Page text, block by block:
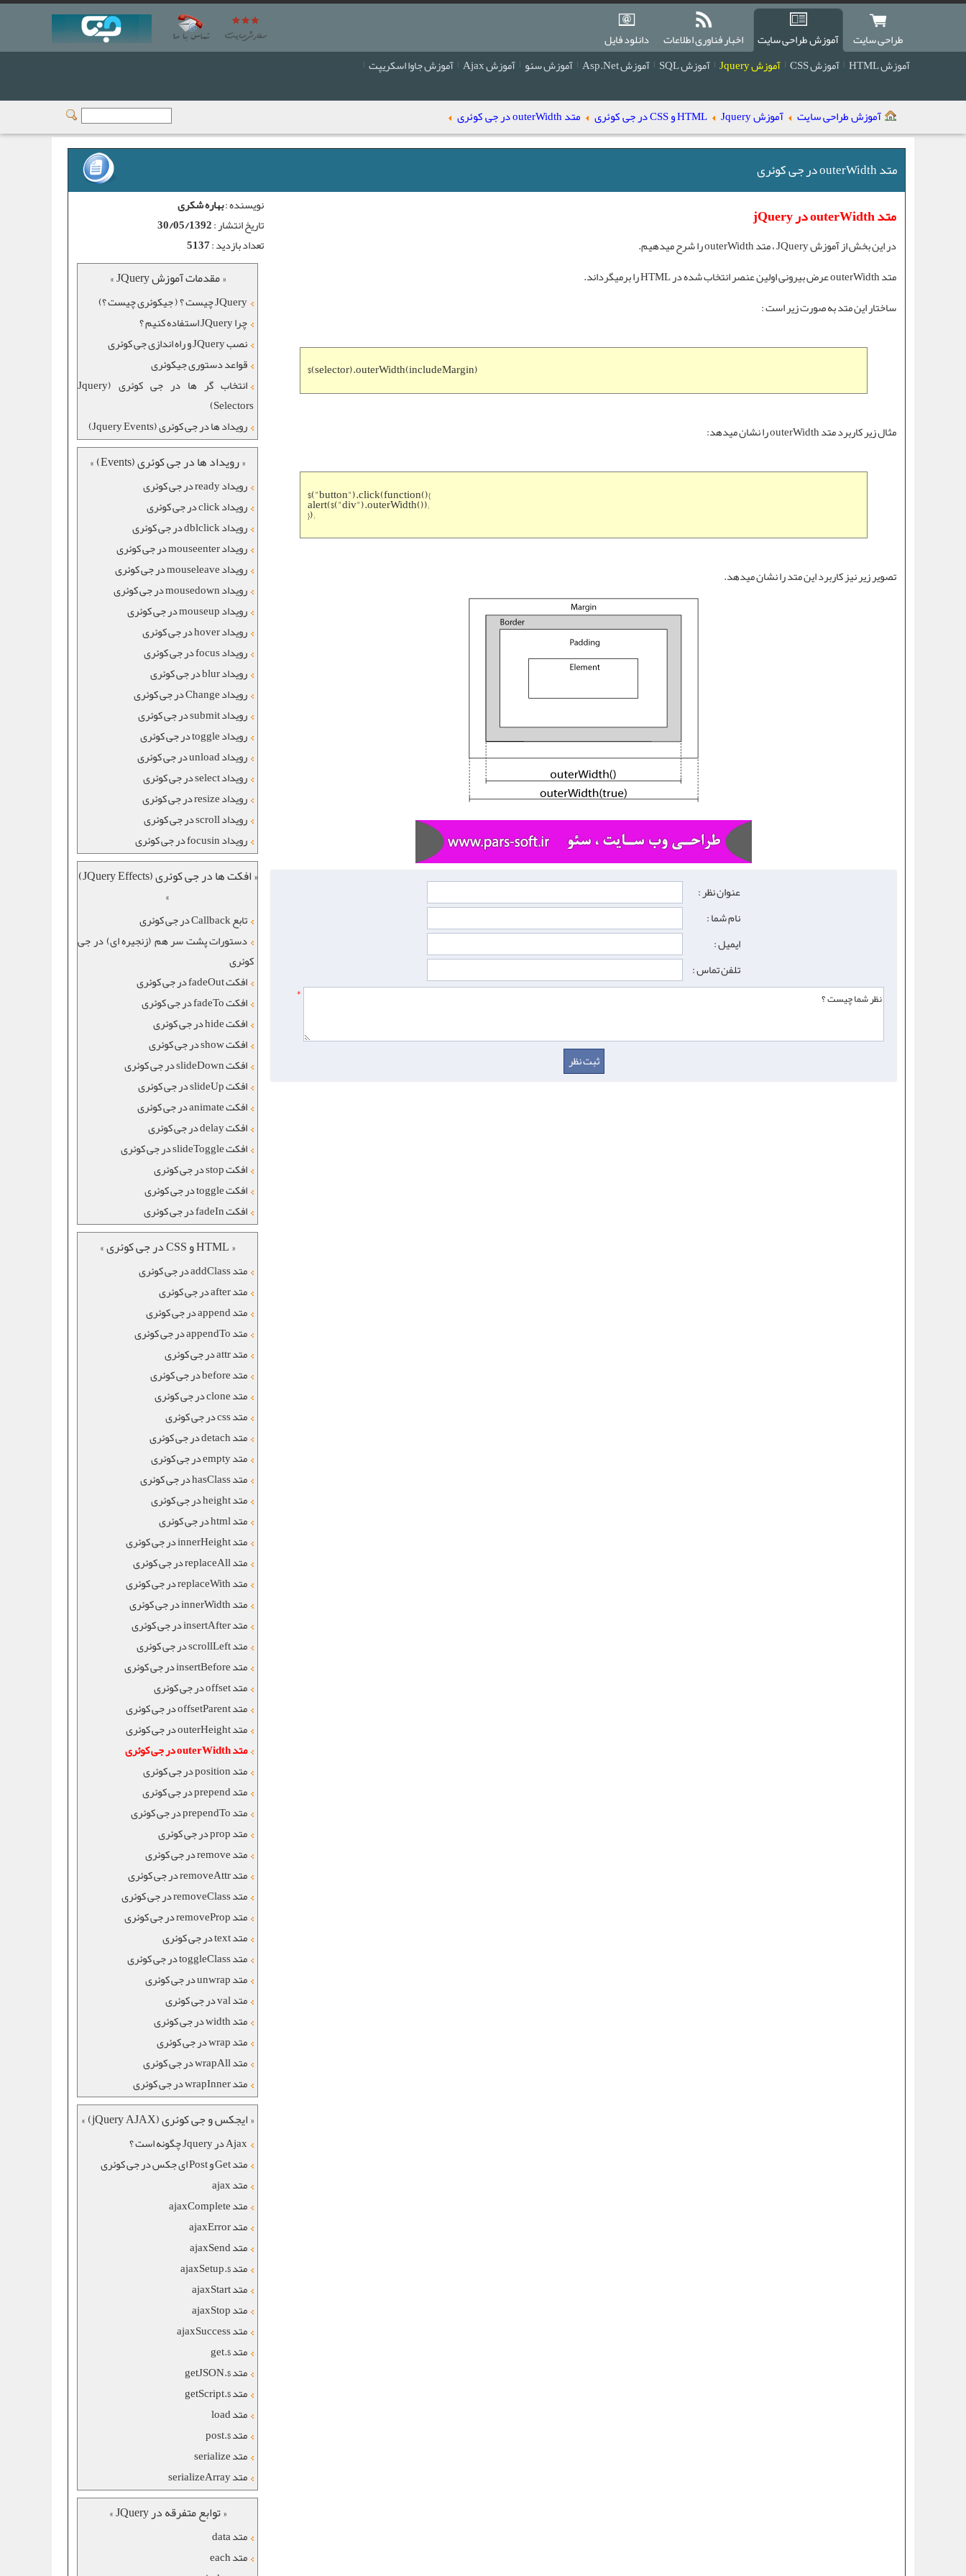
طراحی سایت آموزش طراحی سایت اخبار فناوری اطلاعات
دانلود فایل
آموزش HTML
آموزش CSS آموزش Jquery آموزش SQL آموزش Asp.Net آموزش سئو آموزش Ajax آموزش جاوا اسکریپت
آموزش طراحی سایت آموزش Jquery HTML و CSS در جی کوئری متد outerWidth در جی کوئری
متد outerWidth در جی کوئری
متد outerWidth در jQuery
در این بخش ازآموزش JQuery ،متد outerWidth
را شرح میدهیم.
متد outerWidth
عرض بیرونی اولین عنصر انتخاب شده در HTML را برمیگرداند.
ساختار این متد به صورت زیر است :
$(selector).outerWidth(includeMargin)
مثال زیر کاربردمتد outerWidth را نشان میدهد:
$("button").click(function(){
alert($("div").outerWidth());
});
تصویر زیر نیز کاربرد این متد را نشان میدهد.
عنوان نظر :
نام شما :
ایمیل :
تلفن تماس :
*
نویسنده :بهاره شکری
تاریخ انتشار :30/05/1392
تعداد بازدید :5137
« مقدمات آموزش JQuery »
JQuery چیست ؟ ( جیکوئری چیست ؟)
چرا JQuery استفاده کنیم ؟
نصب JQuery و راه اندازی جی کوئری
قواعد دستوری جیکوئری
انتخاب گر ها در جی کوئری (Jquery
Selectors)
رویداد ها در جی کوئری (Jquery Events)
« رویداد ها در جی کوئری (Events) »
رویداد ready در جی کوئری
رویداد click در جی کوئری
رویداد dblclick در جی کوئری
رویداد mouseenter در جی کوئری
رویداد mouseleave در جی کوئری
رویداد mousedown در جی کوئری
رویداد mouseup در جی کوئری
رویداد hover در جی کوئری
رویداد focus در جی کوئری
رویداد blur در جی کوئری
رویداد Change در جی کوئری
رویداد submit در جی کوئری
رویداد toggle در جی کوئری
رویداد unload در جی کوئری
رویداد select در جی کوئری
رویداد resize در جی کوئری
رویداد scroll در جی کوئری
رویداد focusin در جی کوئری
« افکت ها در جی کوئری (JQuery Effects)
»
تابع Callback در جی کوئری
دستورات پشت سر هم (زنجیره ای) در جی
کوئری
افکت fadeOut در جی کوئری
افکت fadeTo در جی کوئری
افکت hide در جی کوئری
افکت show در جی کوئری
افکت slideDown در جی کوئری
افکت slideUp در جی کوئری
افکت animate در جی کوئری
افکت delay در جی کوئری
افکت slideToggle در جی کوئری
افکت stop در جی کوئری
افکت toggle در جی کوئری
افکت fadeIn در جی کوئری
« HTML و CSS در جی کوئری »
متد addClass در جی کوئری
متد after در جی کوئری
متد append در جی کوئری
متد appendTo در جی کوئری
متد attr در جی کوئری
متد before در جی کوئری
متد clone در جی کوئری
متد css در جی کوئری
متد detach در جی کوئری
متد empty در جی کوئری
متد hasClass در جی کوئری
متد height در جی کوئری
متد html در جی کوئری
متد innerHeight در جی کوئری
متد replaceAll در جی کوئری
متد replaceWith در جی کوئری
متد innerWidth در جی کوئری
متد insertAfter در جی کوئری
متد scrollLeft در جی کوئری
متد insertBefore در جی کوئری
متد offset در جی کوئری
متد offsetParent در جی کوئری
متد outerHeight در جی کوئری
متد outerWidth در جی کوئری
متد position در جی کوئری
متد prepend در جی کوئری
متد prependTo در جی کوئری
متد prop در جی کوئری
متد remove در جی کوئری
متد removeAttr در جی کوئری
متد removeClass در جی کوئری
متد removeProp در جی کوئری
متد text در جی کوئری
متد toggleClass در جی کوئری
متد unwrap در جی کوئری
متد val در جی کوئری
متد width در جی کوئری
متد wrap در جی کوئری
متد wrapAll در جی کوئری
متد wrapInner در جی کوئری
« ایجکس و جی کوئری (jQuery AJAX) »
Ajax در Jquery چگونه است ؟
متد Get و Post ای جکس در جی کوئری
متد ajax
متد ajaxComplete
متد ajaxError
متد ajaxSend
متد $.ajaxSetup
متد ajaxStart
متد ajaxStop
متد ajaxSuccess
متد $.get
متد $.getJSON
متد $.getScript
متد load
متد $.post
متد serialize
متد serializeArray
« توابع متفرقه در JQuery »
متد data
متد each